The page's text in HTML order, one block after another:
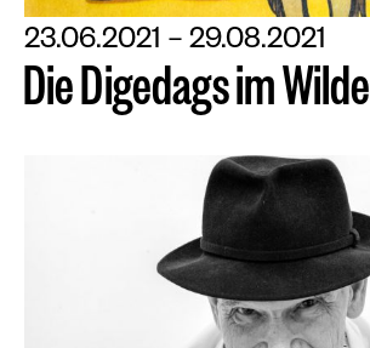
23.06.2021 – 29.08.2021
DieDigedagsimWilde